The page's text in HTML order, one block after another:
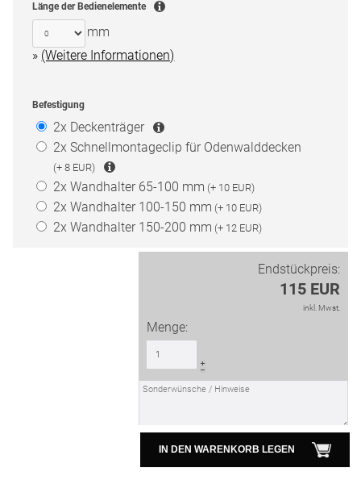
Länge der Bedienelemente
mm
(Weitere Informationen)
Befestigung
2x Deckenträger
2x Schnellmontageclip für Odenwalddecken
(+ 8 EUR)
2x Wandhalter 65-100 mm (+ 10 EUR)
2x Wandhalter 100-150 mm (+ 10 EUR)
2x Wandhalter 150-200 mm (+ 12 EUR)
Endstückpreis:
115 EUR
inkl. Mwst.
Menge:
IN DEN WARENKORB LEGEN